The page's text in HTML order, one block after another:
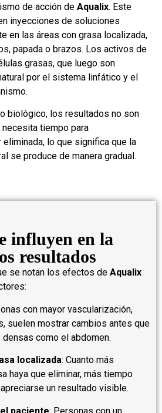
de acción de Aqualix. Este
inyecciones de soluciones
en las áreas con grasa localizada,
papada o brazos. Los activos de
grasas, que luego son
por el sistema linfático y el
biológico, los resultados no son
tiempo para
lo que significa que la
se produce de manera gradual.
influyen en la
resultados
se notan los efectos de Aqualix
con mayor vascularización,
suelen mostrar cambios antes que
como el abdomen.
localizada: Cuanto más
haya que eliminar, más tiempo
un resultado visible.
paciente: Personas con un